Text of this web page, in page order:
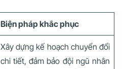
Biện pháp khắc phục
Xây dựng kế hoạch chuyển đổi
chi tiết, đảm bảo đội ngũ nhân